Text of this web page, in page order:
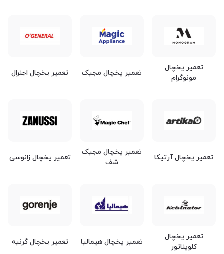
تعمیر یخچال
مونوگرام
تعمیر یخچال مجیک تعمیر یخچال اجنرال
تعمیر یخچال آرتیکا
تعمیر یخچال مجیک
شف
تعمیر یخچال زانوسی
تعمیر یخچال
کلویناتور
تعمیر یخچال هیمالیا تعمیر یخچال گرنیه